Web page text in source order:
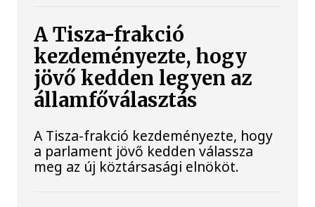
A Tisza-frakció
kezdeményezte, hogy
jövő kedden legyen az
államfőválasztás
A Tisza-frakció kezdeményezte, hogy
a parlament jövő kedden válassza
meg az új köztársasági elnököt.